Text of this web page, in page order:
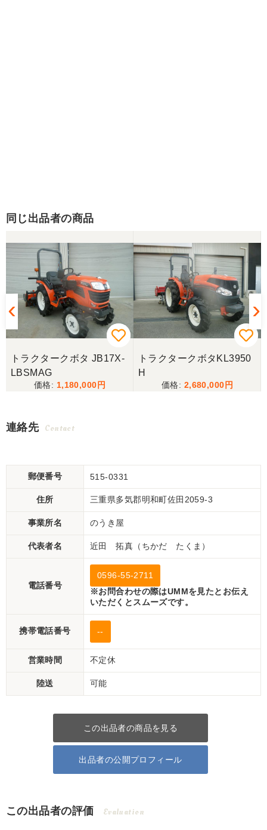
同じ出品者の商品
トラクタークボタ JB17X-
LBSMAG
1,180,000
トラクタークボタKL3950
H
2,680,000
連絡先 Contact
郵便番号 515-0331
住所 三重県多気郡明和町佐田2059-3
事業所名 のうき屋
代表者名 近田 拓真（ちかだ たくま）
電話番号
0596-55-2711
※お問合わせの際はUMMを見たとお伝え
いただくとスムーズです。
携帯電話番号 --
営業時間 不定休
陸送 可能
この出品者の商品を見る
出品者の公開プロフィール
この出品者の評価 Evaluation